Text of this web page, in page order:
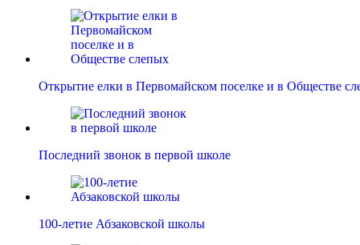
Открытие елки в Первомайском поселке и в Обществе
Последний звонок в первой школе
100-летие Абзаковской школы